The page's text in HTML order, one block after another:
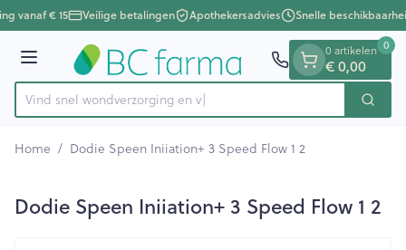
Ga naar de inhoud
1 van 1
vanaf € 15 Veilige betalingen Apothekersadvies Snelle
Menu
Product, merk, categorie...
Vind snel wondverzorgi Zoek
0 artikelen
€ 0,00
0
Home / Dodie Speen Iniiation+ 3 Speed Flow 1 2
Dodie Speen Iniiation+ 3 Speed Flow 1 2